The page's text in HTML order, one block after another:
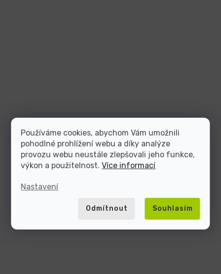
Používáme cookies, abychom Vám umožnili
pohodlné prohlížení webu a díky analýze
provozu webu neustále zlepšovali jeho funkce,
výkon a použitelnost.Více informací
Nastavení
Odmítnout Souhlasím